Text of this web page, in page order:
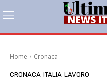
Home Cronaca
CRONACA ITALIA LAVORO